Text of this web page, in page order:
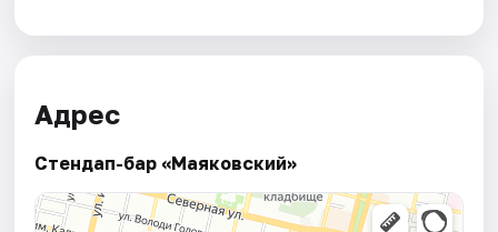
Адрес
Стендап-бар «Маяковский»